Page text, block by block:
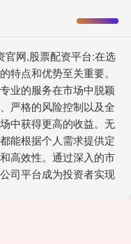
官网,股票配资平台:在选
特点和优势至关重要。
业的服务在市场中脱颖
严格的风险控制以及全
中获得更高的收益。无
能根据个人需求提供定
高效性。通过深入的市
司平台成为投资者实现